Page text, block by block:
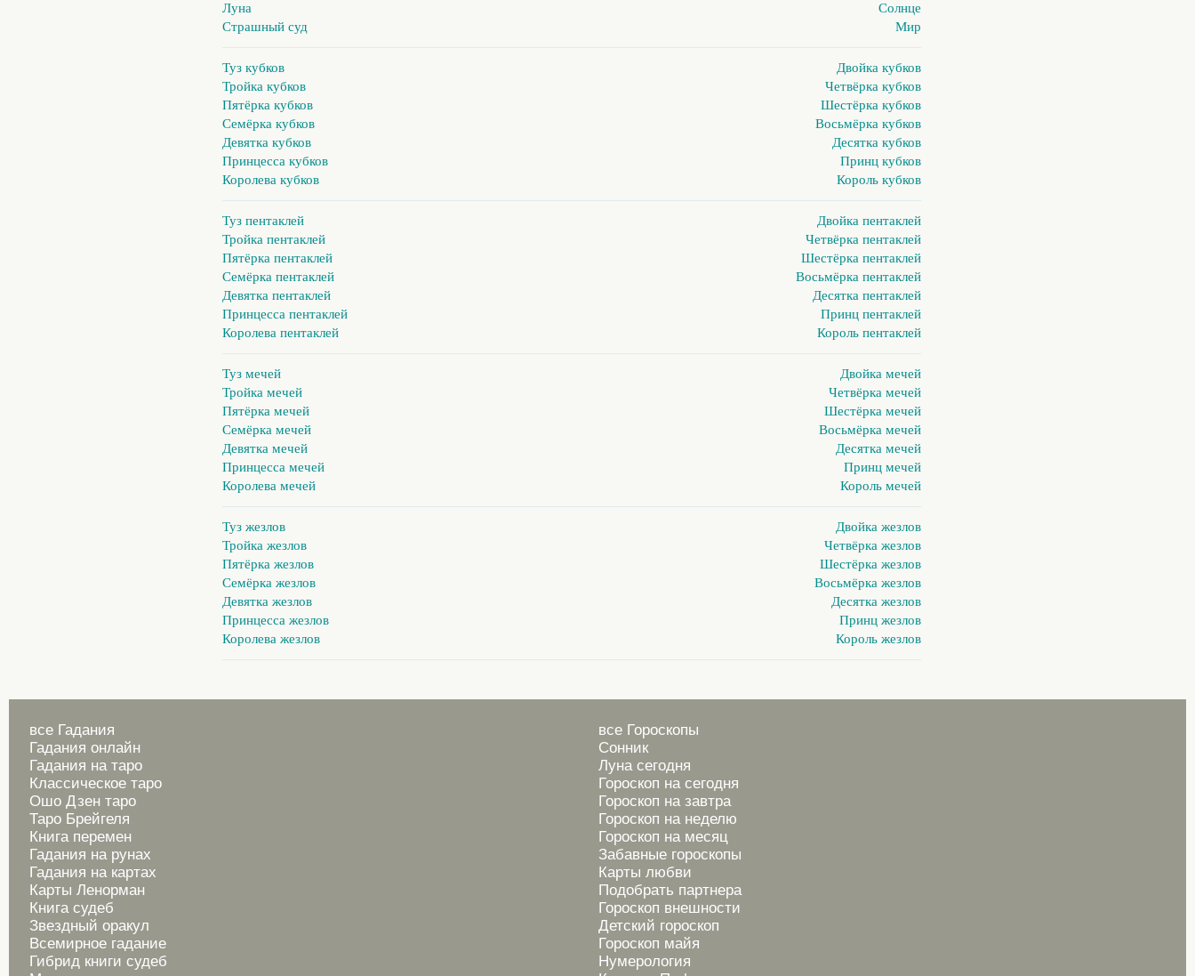
Луна
Солнце
Страшный суд
Мир
Туз кубков
Двойка кубков
Тройка кубков
Четвёрка кубков
Пятёрка кубков
Шестёрка кубков
Семёрка кубков
Восьмёрка кубков
Девятка кубков
Десятка кубков
Принцесса кубков
Принц кубков
Королева кубков
Король кубков
Туз пентаклей
Двойка пентаклей
Тройка пентаклей
Четвёрка пентаклей
Пятёрка пентаклей
Шестёрка пентаклей
Семёрка пентаклей
Восьмёрка пентаклей
Девятка пентаклей
Десятка пентаклей
Принцесса пентаклей
Принц пентаклей
Королева пентаклей
Король пентаклей
Туз мечей
Двойка мечей
Тройка мечей
Четвёрка мечей
Пятёрка мечей
Шестёрка мечей
Семёрка мечей
Восьмёрка мечей
Девятка мечей
Десятка мечей
Принцесса мечей
Принц мечей
Королева мечей
Король мечей
Туз жезлов
Двойка жезлов
Тройка жезлов
Четвёрка жезлов
Пятёрка жезлов
Шестёрка жезлов
Семёрка жезлов
Восьмёрка жезлов
Девятка жезлов
Десятка жезлов
Принцесса жезлов
Принц жезлов
Королева жезлов
Король жезлов
все Гадания
Гадания онлайн
Гадания на таро
Классическое таро
Ошо Дзен таро
Таро Брейгеля
Книга перемен
Гадания на рунах
Гадания на картах
Карты Ленорман
Книга судеб
Звездный оракул
Всемирное гадание
Гибрид книги судеб
все Гороскопы
Сонник
Луна сегодня
Гороскоп на сегодня
Гороскоп на завтра
Гороскоп на неделю
Гороскоп на месяц
Забавные гороскопы
Карты любви
Подобрать партнера
Гороскоп внешности
Детский гороскоп
Гороскоп майя
Нумерология